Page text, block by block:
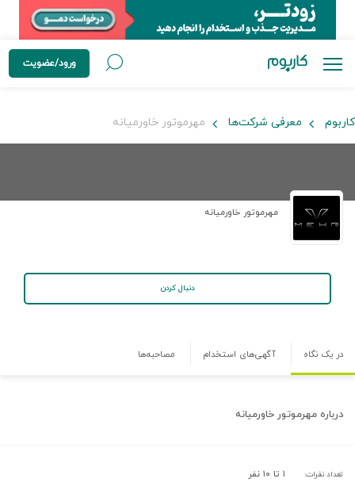
ورود/عضویت
کاربوم معرفی شرکت‌ها مهرموتور خاورمیانه
مهرموتور خاورمیانه
دنبال کردن
در یک نگاه آگهی‌های استخدام مصاحبه‌ها
درباره مهرموتور خاورمیانه
تعداد نفرات: ۱ تا ۱۰ نفر